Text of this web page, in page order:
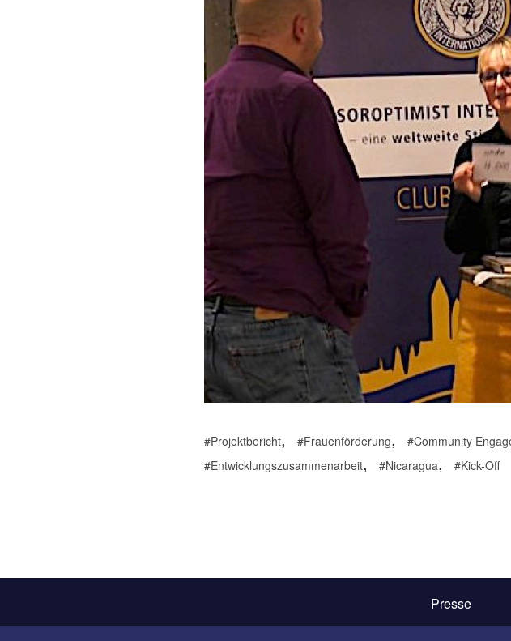
Projektbericht, Frauenförderung, Community
Entwicklungszusammenarbeit, Nicaragua, Kick-Off
Presse